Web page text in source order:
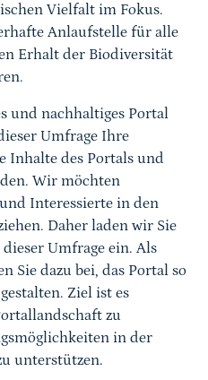
Vielfalt im Fokus.
Anlaufstelle für alle
Erhalt der Biodiversität
und nachhaltiges Portal
Umfrage Ihre
Inhalte des Portals und
Wir möchten
Interessierte in den
Daher laden wir Sie
Umfrage ein. Als
Sie dazu bei, das Portal so
Ziel ist es
zu
in der
unterstützen.